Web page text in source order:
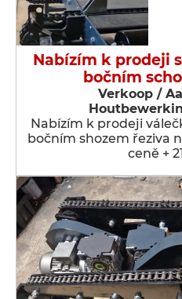
Nabízím k prodeji
bočním
Verkoop /
Nabízím k prodeji
bočním shozem řeziva
ceně +